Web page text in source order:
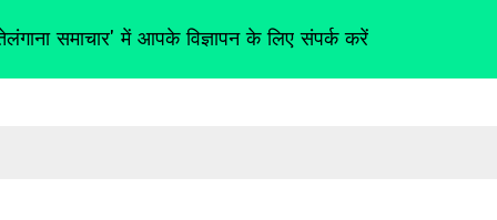
समाचार' में आपके विज्ञापन के लिए संपर्क करें